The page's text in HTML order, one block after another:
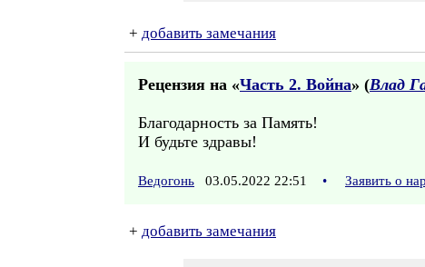
+ добавить замечания
Рецензия на «Часть 2. Война» (Влад
Благодарность за Память!
И будьте здравы!
Ведогонь 03.05.2022 22:51 • Заявить о
+ добавить замечания